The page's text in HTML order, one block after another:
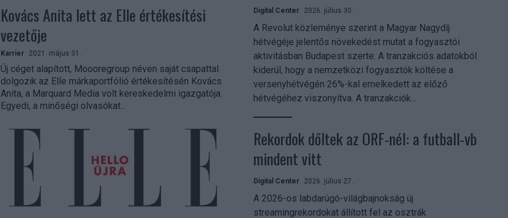
Kovács Anita lett az Elle értékesítési
vezetője
Karrier 2021. május 31.
Új céget alapított, Moooregroup néven saját csapattal
dolgozik az Elle márkaportfólió értékesítésén Kovács
Anita, a Marquard Media volt kereskedelmi igazgatója.
Egyedi, a minőségi olvasókat...
Digital Center 2026. július 30.
A Revolut közleménye szerint a Magyar Nagydíj
hétvégéje jelentős növekedést mutat a fogyasztói
aktivitásban Budapest szerte. A tranzakciós adatokból
kiderül, hogy a nemzetközi fogyasztók költése a
versenyhétvégén 26%-kal emelkedett az előző
hétvégéhez viszonyítva. A tranzakciók...
Rekordok dőltek az ORF-nél: a futball-vb
mindent vitt
Digital Center 2026. július 27.
A 2026-os labdarúgó-világbajnokság új
streamingrekordokat állított fel az osztrák